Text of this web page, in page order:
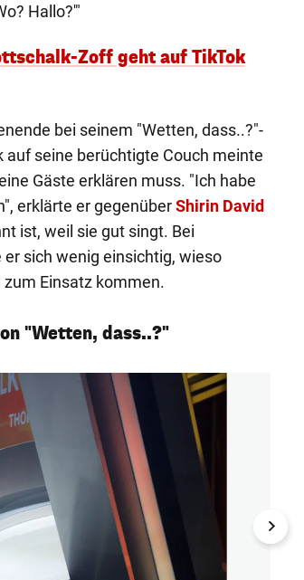
Hallo?'"
Zoff geht auf TikTok
bei seinem "Wetten, dass..?"-
seine berüchtigte Couch meinte
Gäste erklären muss. "Ich habe
erklärte er gegenüberShirin David
ist, weil sie gut singt. Bei
sich wenig einsichtig, wieso
Einsatz kommen.
"Wetten, dass..?"